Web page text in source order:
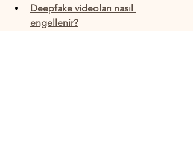
Deepfake videoları nasıl
engellenir?